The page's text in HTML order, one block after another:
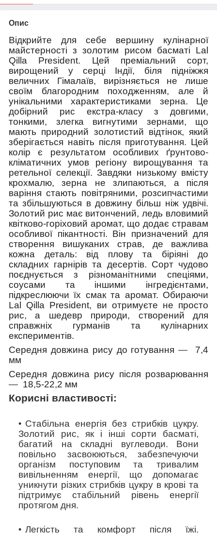
Опис
Відкрийте для себе вершину кулінарної
майстерності з золотим рисом басматі Lal
Qilla President. Цей преміальний сорт,
вирощений у серці Індії, біля підніжжя
величних Гімалаїв, вирізняється не лише
своїм благородним походженням, але й
унікальними характеристиками зерна. Це
добірний рис екстра-класу з довгими,
тонкими, злегка вигнутими зернами, що
мають природний золотистий відтінок, який
зберігається навіть після приготування. Цей
колір є результатом особливих ґрунтово-
кліматичних умов регіону вирощування та
ретельної селекції. Завдяки низькому вмісту
крохмалю, зерна не злипаються, а після
варіння стають повітряними, розсипчастими
та збільшуються в довжину більш ніж удвічі.
Золотий рис має витончений, ледь вловимий
квітково-горіховий аромат, що додає стравам
особливої пікантності. Він призначений для
створення вишуканих страв, де важлива
кожна деталь: від плову та біріяні до
складних гарнірів та десертів. Сорт чудово
поєднується з різноманітними спеціями,
соусами та іншими інгредієнтами,
підкреслюючи їх смак та аромат. Обираючи
Lal Qilla President, ви отримуєте не просто
рис, а шедевр природи, створений для
справжніх гурманів та кулінарних
експериментів.
Середня довжина рису до готування—
7,4
мм
Середня довжина рису після розварювання
— 18,5-22,2 мм
Корисні властивості:
Стабільна енергія без стрибків цукру.
Золотий рис, як і інші сорти басматі,
багатий на складні вуглеводи. Вони
повільно засвоюються, забезпечуючи
організм поступовим та тривалим
вивільненням енергії, що допомагає
уникнути різких стрибків цукру в крові та
підтримує стабільний рівень енергії
протягом дня.
Легкість та комфорт після їжі.